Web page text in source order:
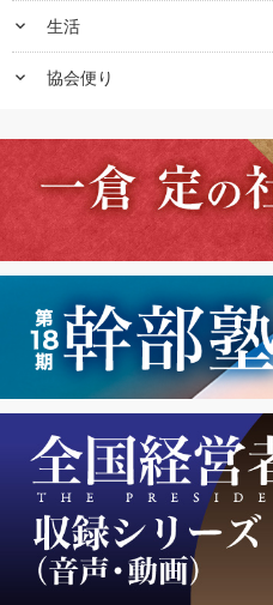
keyboard_arrow_down 生活
keyboard_arrow_down 協会便り